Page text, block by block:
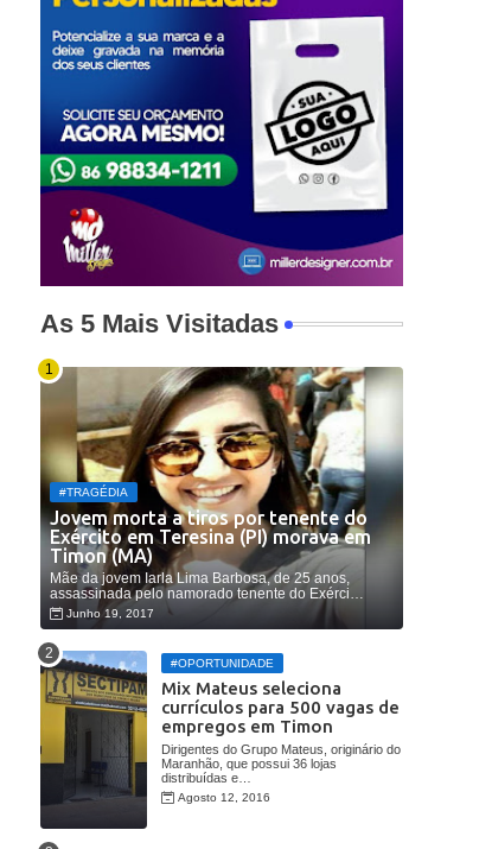
As 5 Mais Visitadas
#TRAGÉDIA
Jovem morta a tiros por tenente do
Exército em Teresina (PI) morava em
Timon (MA)
Mãe da jovem Iarla Lima Barbosa, de 25 anos,
assassinada pelo namorado tenente do Exérci…
Junho 19, 2017
#OPORTUNIDADE
Mix Mateus seleciona
currículos para 500 vagas de
empregos em Timon
Dirigentes do Grupo Mateus, originário do
Maranhão, que possui 36 lojas
distribuídas e…
Agosto 12, 2016